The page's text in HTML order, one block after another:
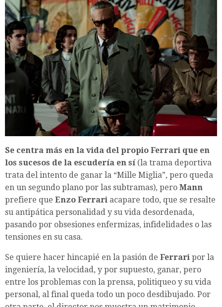
Se centra más en la vida del propio Ferrari que en
los sucesos de la escudería en sí(la trama deportiva
trata del intento de ganar la “Mille Miglia”, pero queda
en un segundo plano por las subtramas), pero Mann
prefiere que Enzo Ferrari acapare todo, que se resalte
su antipática personalidad y su vida desordenada,
pasando por obsesiones enfermizas, infidelidades o las
tensiones en su casa.
Se quiere hacer hincapié en la pasión de Ferrari por la
ingeniería, la velocidad, y por supuesto, ganar, pero
entre los problemas con la prensa, politiqueo y su vida
personal, al final queda todo un poco desdibujado. Por